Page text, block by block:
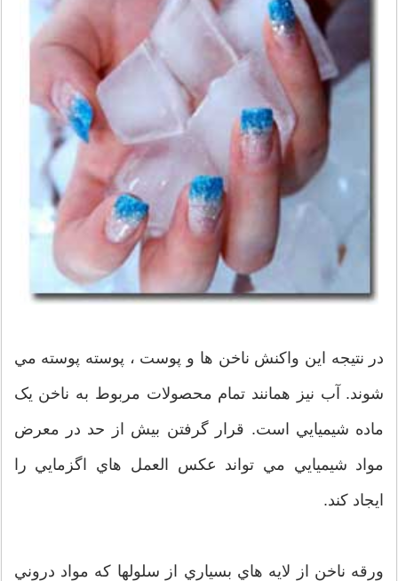
در نتيجه اين واکنش ناخن ها و پوست ، پوسته پوسته مي
شوند. آب نيز همانند تمام محصولات مربوط به ناخن يک
ماده شيميايي است. قرار گرفتن بيش از حد در معرض
مواد شيميايي مي تواند عکس العمل هاي اگزمايي را
ايجاد کند.
ورقه ناخن از لايه هاي بسياري از سلولها که مواد دروني